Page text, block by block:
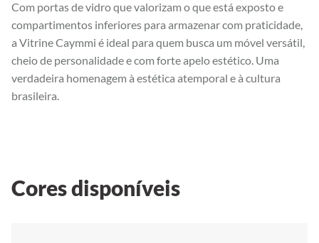
Com portas de vidro que valorizam o que está exposto e
compartimentos inferiores para armazenar com praticidade,
a Vitrine Caymmi é ideal para quem busca um móvel versátil,
cheio de personalidade e com forte apelo estético. Uma
verdadeira homenagem à estética atemporal e à cultura
brasileira.
Cores disponíveis